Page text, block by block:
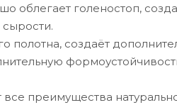
облегает голеностоп,
полотна, создаёт
все преимущества